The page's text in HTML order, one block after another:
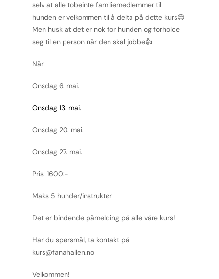
selv at alle tobeinte familiemedlemmer til
hunden er velkommen til å delta på dette kurs😊
Men husk at det er nok for hunden og forholde
seg til en person når den skal jobbe👍
Når:
Onsdag 6. mai.
Onsdag 13. mai.
Onsdag 20. mai.
Onsdag 27. mai.
Pris: 1600:-
Maks 5 hunder/instruktør
Det er bindende påmelding på alle våre kurs!
Har du spørsmål, ta kontakt på
kurs@fanahallen.no
Velkommen!